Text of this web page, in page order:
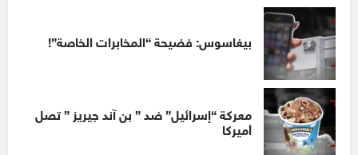
بيغاسوس: فضيحة “المخابرات الخاصة”!
معركة “إسرائيل” ضد ” بن آند جيريز ” تصل
أميركا